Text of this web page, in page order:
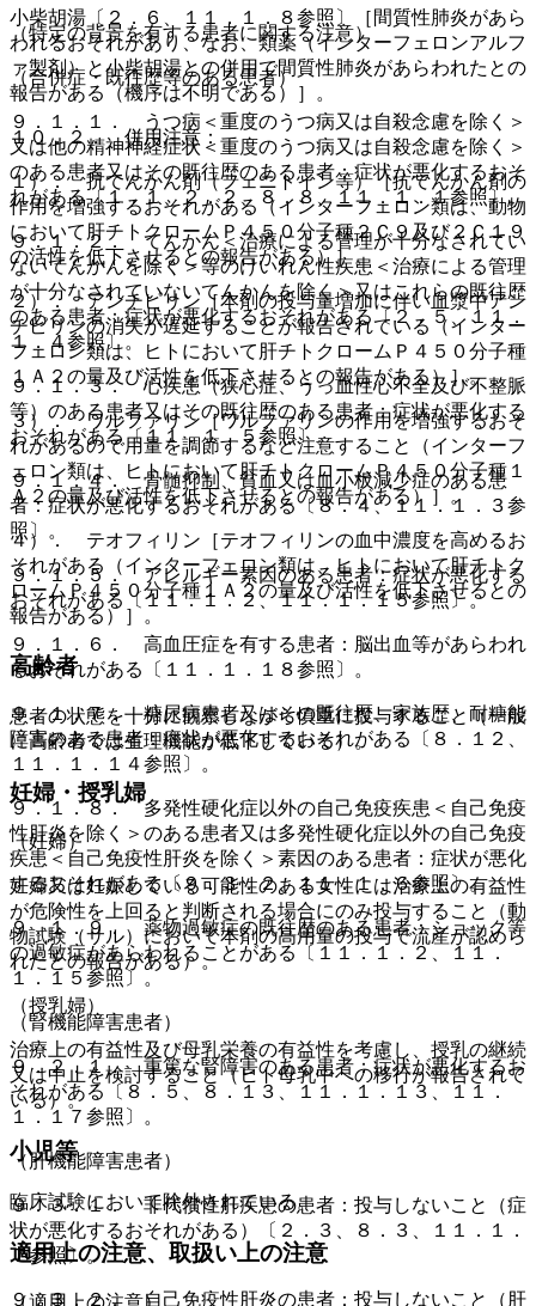
小柴胡湯〔２．６、１１．１．８参照〕［間質性肺炎があら
われるおそれがあり、なお、類薬（インターフェロンアルフ
ァ製剤）と小柴胡湯との併用で間質性肺炎があらわれたとの
報告がある（機序は不明である）］。
１０．２． 併用注意：
１）． 抗てんかん剤（フェニトイン等）［抗てんかん剤の
作用を増強するおそれがある（インターフェロン類は、動物
において肝チトクロームＰ４５０分子種２Ｃ９及び２Ｃ１９
の活性を低下させるとの報告がある）］。
２）． アンチピリン［本剤の投与量増加に伴い血漿中アン
チピリンの消失が遅延することが報告されている（インター
フェロン類は、ヒトにおいて肝チトクロームＰ４５０分子種
１Ａ２の量及び活性を低下させるとの報告がある）］。
３）． ワルファリン［ワルファリンの作用を増強するおそ
れがあるので用量を調節するなど注意すること（インターフ
ェロン類は、ヒトにおいて肝チトクロームＰ４５０分子種１
Ａ２の量及び活性を低下させるとの報告がある）］。
４）． テオフィリン［テオフィリンの血中濃度を高めるお
それがある（インターフェロン類は、ヒトにおいて肝チトク
ロームＰ４５０分子種１Ａ２の量及び活性を低下させるとの
報告がある）］。
高齢者
患者の状態を十分に観察しながら慎重に投与すること（一般
に高齢者では生理機能が低下している）。
妊婦・授乳婦
（妊婦）
妊婦又は妊娠している可能性のある女性には治療上の有益性
が危険性を上回ると判断される場合にのみ投与すること（動
物試験（サル）において本剤の高用量の投与で流産が認めら
れたとの報告がある）。
（授乳婦）
治療上の有益性及び母乳栄養の有益性を考慮し、授乳の継続
又は中止を検討すること（ヒト母乳中への移行が報告されて
いる）。
小児等
臨床試験において除外されている。
適用上の注意、取扱い上の注意
（特定の背景を有する患者に関する注意）
（合併症・既往歴等のある患者）
９．１．１． うつ病＜重度のうつ病又は自殺念慮を除く＞
又は他の精神神経症状＜重度のうつ病又は自殺念慮を除く＞
のある患者又はその既往歴のある患者：症状が悪化するおそ
れがある〔１．１、２．２、８．８、１１．１．１参照〕。
９．１．２． てんかん＜治療による管理が十分なされてい
ないてんかんを除く＞等のけいれん性疾患＜治療による管理
が十分なされていないてんかんを除く＞又はこれらの既往歴
のある患者：症状が悪化するおそれがある〔２．５、１１．
１．４参照〕。
９．１．３． 心疾患（狭心症、うっ血性心不全及び不整脈
等）のある患者又はその既往歴のある患者：症状が悪化する
おそれがある〔１１．１．５参照〕。
９．１．４． 骨髄抑制、貧血又は血小板減少症のある患
者：症状が悪化するおそれがある〔８．４、１１．１．３参
照〕。
９．１．５． アレルギー素因のある患者：症状が悪化する
おそれがある〔１１．１．２、１１．１．１５参照〕。
９．１．６． 高血圧症を有する患者：脳出血等があらわれ
るおそれがある〔１１．１．１８参照〕。
９．１．７． 糖尿病患者又はその既往歴、家族歴、耐糖能
障害のある患者：症状が悪化するおそれがある〔８．１２、
１１．１．１４参照〕。
９．１．８． 多発性硬化症以外の自己免疫疾患＜自己免疫
性肝炎を除く＞のある患者又は多発性硬化症以外の自己免疫
疾患＜自己免疫性肝炎を除く＞素因のある患者：症状が悪化
するおそれがある〔９．３．２、１１．１．６参照〕。
９．１．９． 薬物過敏症の既往歴のある患者：ショック等
の過敏症があらわれることがある〔１１．１．２、１１．
１．１５参照〕。
（腎機能障害患者）
９．２．１． 重篤な腎障害のある患者：症状が悪化するお
それがある〔８．５、８．１３、１１．１．１３、１１．
１．１７参照〕。
（肝機能障害患者）
９．３．１． 非代償性肝疾患の患者：投与しないこと（症
状が悪化するおそれがある）〔２．３、８．３、１１．１．
７参照〕。
９．３．２． 自己免疫性肝炎の患者：投与しないこと（肝